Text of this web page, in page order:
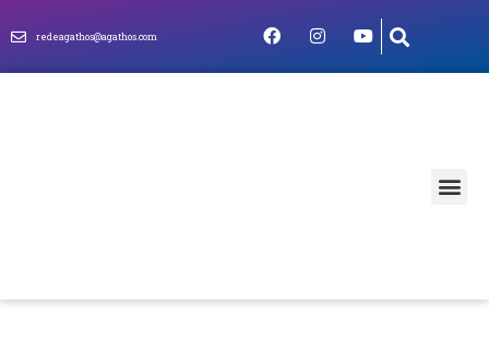
redeagathos@agathos.com